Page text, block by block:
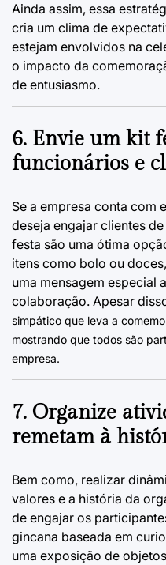
Ainda assim, essa
cria um clima de
estejam envolvidos na
o impacto da
de entusiasmo.
6. Envie um kit
funcionários e
Se a empresa conta com
deseja engajar clientes
festa são uma ótima
itens como bolo ou
uma mensagem especial
colaboração. Apesar
simpático que leva a
mostrando que todos são
empresa.
7. Organize
remetam à
Bem como, realizar
valores e a história da
de engajar os
gincana baseada em
uma exposição de